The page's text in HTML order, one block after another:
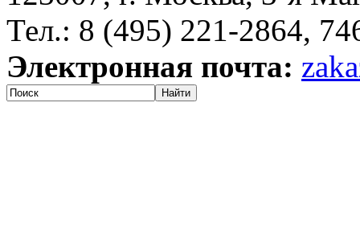
Тел.: 8 (495) 221-2864,
Электронная почта:
Найти